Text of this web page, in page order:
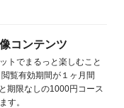
コンテンツ
トでまるっと楽しむこと
覧有効期間が１ヶ月間
期限なしの1000円コース
す。